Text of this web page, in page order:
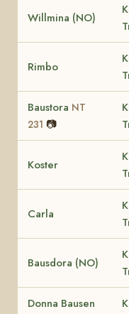
Willmina (NO)
Rimbo
Baustora NT
231 📷
Koster
Carla
Bausdora (NO)
Donna Bausen